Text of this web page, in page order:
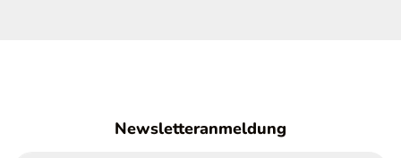
Newsletteranmeldung